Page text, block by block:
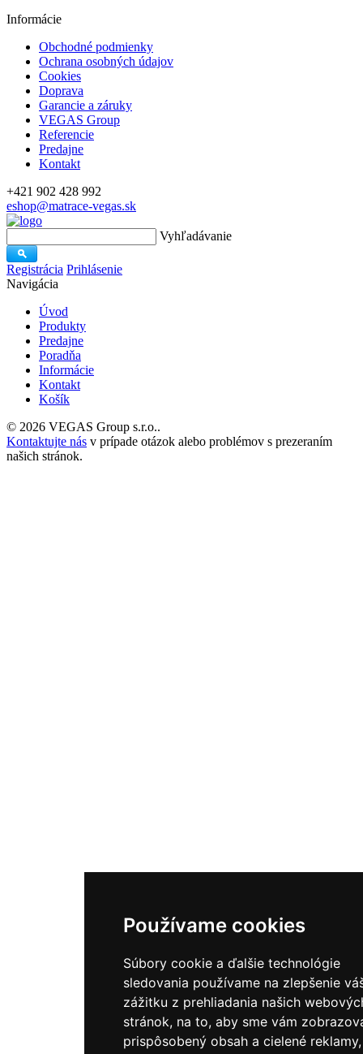
Používame cookies
Súbory cookie a ďalšie technológie
sledovania používame na zlepšenie
zážitku z prehliadania našich
stránok, na to, aby sme vám
prispôsobený obsah a cielené
Informácie
Obchodné podmienky
Ochrana osobných údajov
Cookies
Doprava
Garancie a záruky
VEGAS Group
Referencie
Predajne
Kontakt
+421 902 428 992
eshop@matrace-vegas.sk
Vyhľadávanie
Registrácia Prihlásenie
Navigácia
Úvod
Produkty
Predajne
Poradňa
Informácie
Kontakt
Košík
© 2026 VEGAS Group s.r.o..
Kontaktujte nás v prípade otázok alebo problémov s prezeraním
našich stránok.